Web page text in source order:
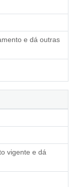
e dá outras
vigente e dá